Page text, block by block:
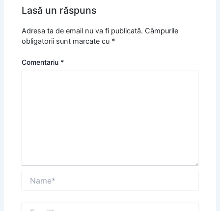
Lasă un răspuns
Adresa ta de email nu va fi publicată. Câmpurile
obligatorii sunt marcate cu *
Comentariu *